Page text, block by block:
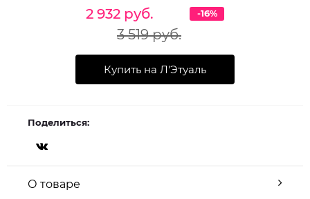
2 932 руб.
3 519 руб.
-16%
Купить на Л'Этуаль
Поделиться:
О товаре